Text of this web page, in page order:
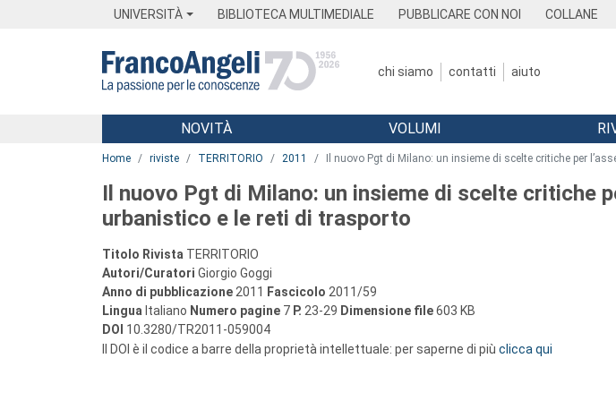
UNIVERSITÀ BIBLIOTECA MULTIMEDIALE PUBBLICARE CON NOI COLLANE
chi siamo contatti aiuto
Menu
NOVITÀ VOLUMI
Home riviste TERRITORIO 2011 Il nuovo Pgt di Milano: un insieme di scelte critiche per
Il nuovo Pgt di Milano: un insieme di scelte critiche
urbanistico e le reti di trasporto
Titolo Rivista TERRITORIO
Autori/Curatori Giorgio Goggi
Anno di pubblicazione 2011 Fascicolo 2011/59
Lingua Italiano Numero pagine 7 P. 23-29 Dimensione file603 KB
DOI 10.3280/TR2011-059004
Il DOI è il codice a barre della proprietà intellettuale: per saperne di più clicca qui